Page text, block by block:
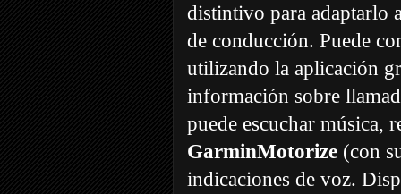
distintivo para adaptarlo
de conducción. Puede
utilizando la aplicación
información sobre
puede escuchar música,
GarminMotorize (con
indicaciones de voz.